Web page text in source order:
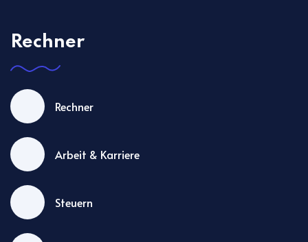
Rechner
Rechner
Arbeit & Karriere
Steuern